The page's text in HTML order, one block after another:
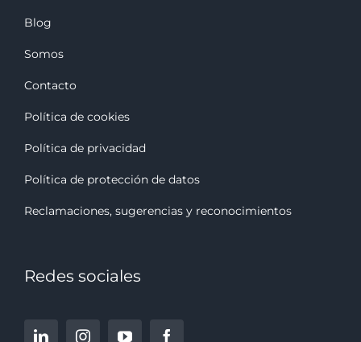
Blog
Somos
Contacto
Política de cookies
Política de privacidad
Política de protección de datos
Reclamaciones, sugerencias y reconocimientos
Redes sociales